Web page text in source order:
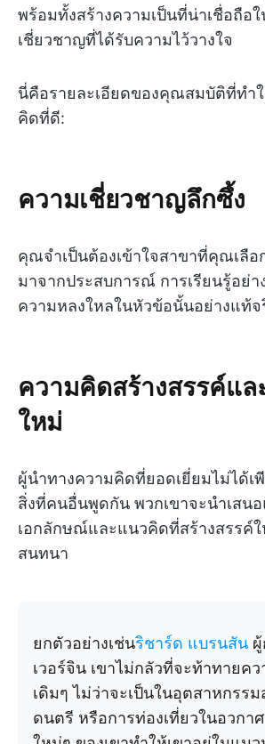
พร้อมทั้งสร้างความเป็นที่น่าเชื่อถือ
เชี่ยวชาญที่ได้รับความไว้วางใจ
นี่คือรายละเอียดของคุณสมบัติที่ทำ
คิดที่ดี:
ความเชี่ยวชาญลึกซึ้ง
คุณจำเป็นต้องเข้าใจสาขาที่คุณเลือ
มาจากประสบการณ์ การเรียนรู้อย่า
ความหลงใหลในหัวข้อนั้นอย่างแท้จ
ความคิดสร้างสรรค์แ
ใหม่
ผู้นำทางความคิดที่ยอดเยี่ยมไม่ได้เ
สิ่งที่คนอื่นพูดกัน พวกเขาจะนำเสน
เอกลักษณ์และแนวคิดที่สร้างสรรค์
สนทนา
ยกตัวอย่างเช่นริชาร์ด แบรนสัน
เวอร์จิน เขาไม่กลัวที่จะท้าทายค
เดิมๆ ไม่ว่าจะเป็นในอุตสาหกรร
ดนตรี หรือการท่องเที่ยวในอวกา